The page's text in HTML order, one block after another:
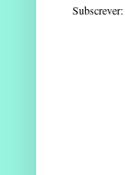
Subscrever: